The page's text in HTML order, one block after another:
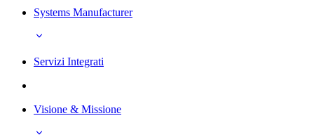
Systems Manufacturer
Servizi Integrati
Visione & Missione